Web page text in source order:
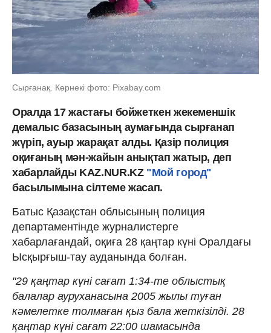
Сырғанақ. Көрнекі фото: Рixabay.com
Оралда 17 жастағы бойжеткен жекеменшік
демалыс базасының аумағында сырғанап
жүріп, ауыр жарақат алды. Қазір полиция
оқиғаның мән-жайын анықтап жатыр, деп
хабарлайды KAZ.NUR.KZ "Мой город"
басылымына сілтеме жасап.
Батыс Қазақстан облысының полиция
департаментінде журналистерге
хабарлағандай, оқиға 28 қаңтар күні Оралдағы
Ысқырғыш-тау ауданында болған.
"29 қаңтар күні сағат 1:34-те облыстық
балалар ауруханасына 2005 жылы туған
кәмелетке толмаған қыз бала жеткізілді. 28
қаңтар күні сағат 22:00 шамасында